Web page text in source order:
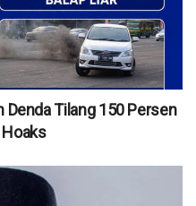
Denda Tilang 150 Persen